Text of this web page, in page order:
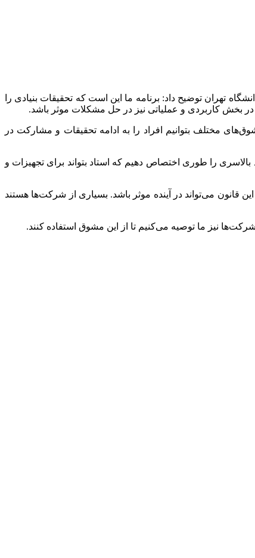
تهران توضیح داد: برنامه ما این است که تحقیقات بنیادی را
بخش کاربردی و عملیاتی نیز در حل مشکلات موثر باشد.
مختلف بتوانیم افراد را به ادامه تحقیقات و مشارکت در
را طوری اختصاص دهیم که استاد بتواند برای تجهیزات و
قانون می‌تواند در آینده موثر باشد. بسیاری از شرکت‌ها هستند
نیز ما توصیه می‌کنیم تا از این مشوق استفاده کنند.